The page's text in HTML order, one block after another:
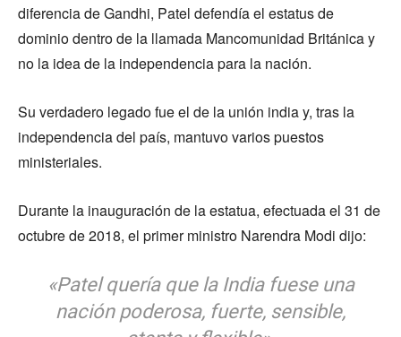
diferencia de Gandhi, Patel defendía el estatus de
dominio dentro de la llamada Mancomunidad Británica y
no la idea de la independencia para la nación.
Su verdadero legado fue el de la unión india y, tras la
independencia del país, mantuvo varios puestos
ministeriales.
Durante la inauguración de la estatua, efectuada el 31 de
octubre de 2018, el primer ministro Narendra Modi dijo:
«Patel quería que la India fuese una
nación poderosa, fuerte, sensible,